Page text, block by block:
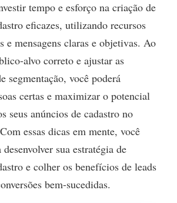
tempo e esforço na criação de
eficazes, utilizando recursos
e mensagens claras e objetivas. Ao
alvo correto e ajustar as
segmentação, você poderá
certas e maximizar o potencial
seus anúncios de cadastro no
essas dicas em mente, você
sua estratégia de
e colher os benefícios de leads
bem-sucedidas.